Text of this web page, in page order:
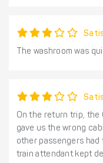
The washroom was
On the return trip, the
gave us the wrong
other passengers had
train attendant kept